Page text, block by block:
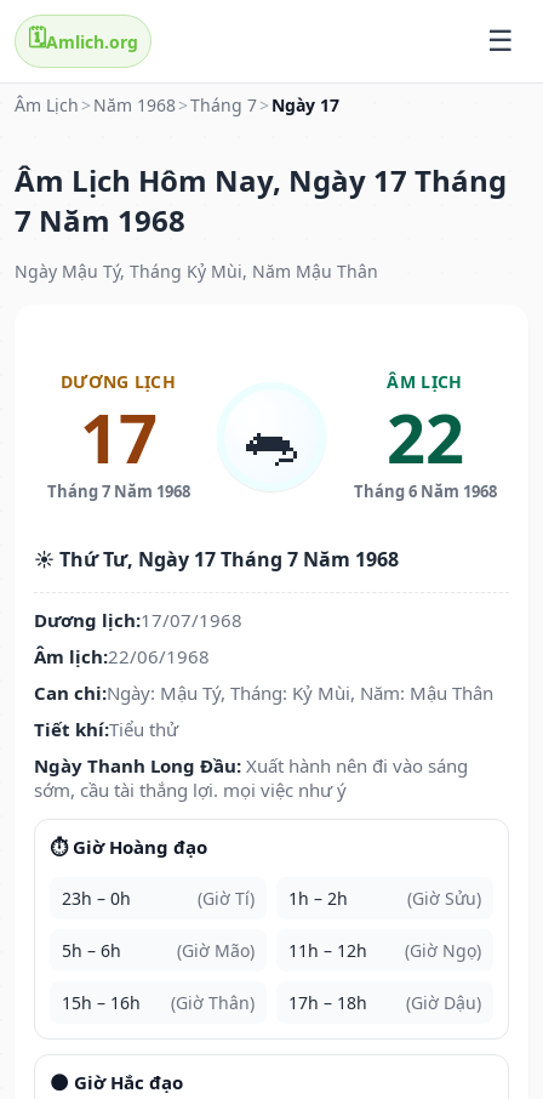
🗓️Amlich.org
Âm Lịch > Năm 1968>Tháng 7> Ngày 17
Âm Lịch Hôm Nay, Ngày 17 Tháng
7 Năm 1968
Ngày Mậu Tý, Tháng Kỷ Mùi, Năm Mậu Thân
DƯƠNG LỊCH
17
Tháng 7 Năm 1968
🐀
ÂM LỊCH
22
Tháng 6 Năm 1968
☀️ Thứ Tư, Ngày 17 Tháng 7 Năm 1968
Dương lịch:17/07/1968
Âm lịch:22/06/1968
Can chi:Ngày: Mậu Tý, Tháng: Kỷ Mùi, Năm: Mậu Thân
Tiết khí:Tiểu thử
Ngày Thanh Long Đầu: Xuất hành nên đi vào sáng
sớm, cầu tài thắng lợi. mọi việc như ý
⏱️ Giờ Hoàng đạo
23h – 0h (Giờ Tí) 1h – 2h (Giờ Sửu)
5h – 6h (Giờ Mão) 11h – 12h (Giờ Ngọ)
15h – 16h (Giờ Thân) 17h – 18h (Giờ Dậu)
🌑 Giờ Hắc đạo